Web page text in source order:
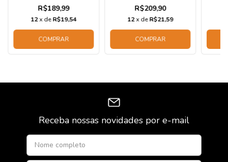
R$189,99
12x deR$19,54
COMPRAR
R$209,90
12x deR$21,59
COMPRAR
Receba nossas novidades por e-mail